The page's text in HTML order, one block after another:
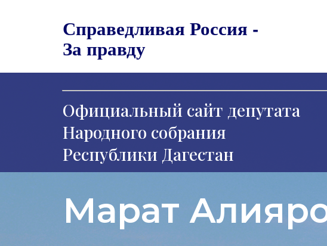
Справедливая Россия -
За правду
Официальный сайт депутата
Народного собрания
Республики Дагестан
Марат